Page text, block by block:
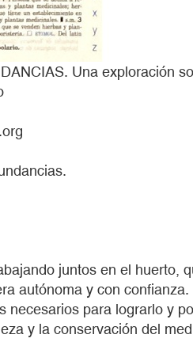
Una exploración
juntos en el huerto,
autónoma y con
necesarios para lograrlo y
y la conservación del